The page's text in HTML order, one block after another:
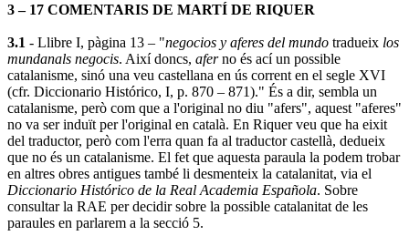
3 – 17 COMENTARIS DE MARTÍ DE RIQUER
3.1 - Llibre I, pàgina 13 – "negocios y aferes del mundo tradueix los
mundanals negocis. Així doncs, aferno és ací un possible
catalanisme, sinó una veu castellana en ús corrent en el segle XVI
(cfr. Diccionario Histórico, I, p. 870 – 871)." És a dir, sembla un
catalanisme, però com que a l'original no diu "afers", aquest "aferes"
no va ser induït per l'original en català. En Riquer veu que ha eixit
del traductor, però com l'erra quan fa al traductor castellà, dedueix
que no és un catalanisme. El fet que aquesta paraula la podem trobar
en altres obres antigues també li desmenteix la catalanitat, via el
Diccionario Histórico de la Real Academia Española. Sobre
consultar la RAE per decidir sobre la possible catalanitat de les
paraules en parlarem a la secció 5.